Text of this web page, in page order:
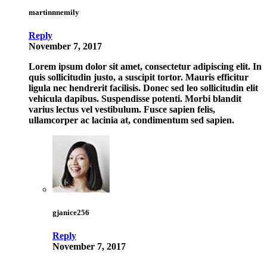
martinnnemily
Reply
November 7, 2017
Lorem ipsum dolor sit amet, consectetur adipiscing elit. In
quis sollicitudin justo, a suscipit tortor. Mauris efficitur
ligula nec hendrerit facilisis. Donec sed leo sollicitudin elit
vehicula dapibus. Suspendisse potenti. Morbi blandit
varius lectus vel vestibulum. Fusce sapien felis,
ullamcorper ac lacinia at, condimentum sed sapien.
gjanice256
Reply
November 7, 2017